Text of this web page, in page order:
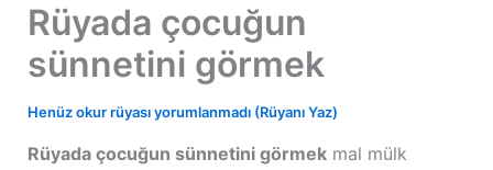
Rüyada çocuğun
sünnetini görmek
Henüz okur rüyası yorumlanmadı (Rüyanı Yaz)
Rüyada çocuğun sünnetini görmekmal mülk